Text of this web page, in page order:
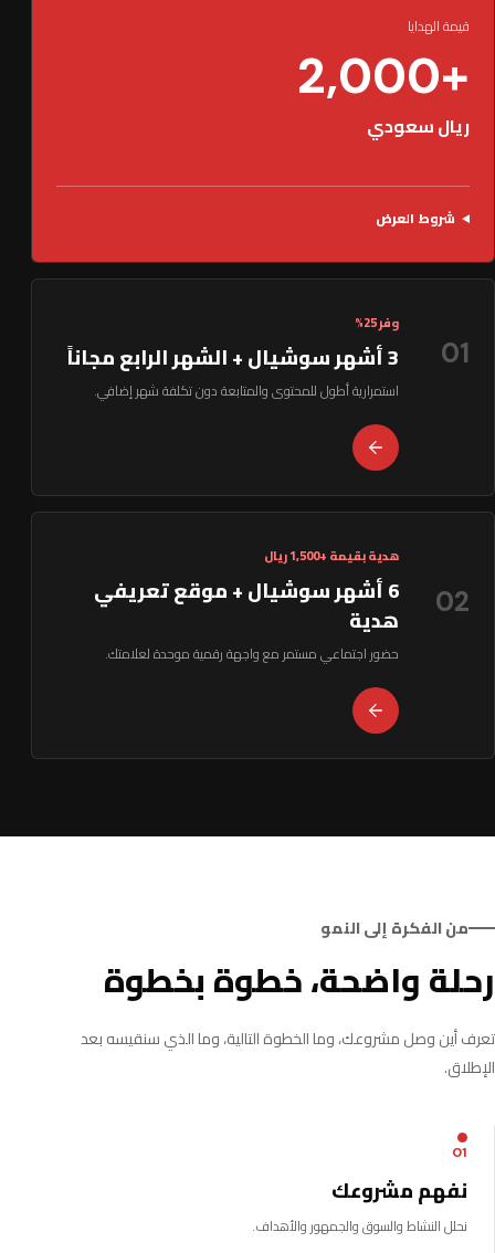
قيمة الهدايا
+2,000
ريال سعودي
شروط العرض
01
وفر 25%
3 أشهر سوشيال + الشهر الرابع مجاناً
استمرارية أطول للمحتوى والمتابعة دون تكلفة شهر إضافي.
02
هدية بقيمة +1,500 ريال
6 أشهر سوشيال + موقع تعريفي
هدية
حضور اجتماعي مستمر مع واجهة رقمية موحدة لعلامتك.
من الفكرة إلى النمو
رحلة واضحة، خطوة بخطوة
تعرف أين وصل مشروعك، وما الخطوة التالية، وما الذي سنقيسه بعد
الإطلاق.
01
نفهم مشروعك
نحلل النشاط والسوق والجمهور والأهداف.